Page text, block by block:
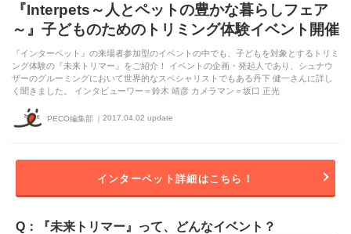
『Interpets～人とペットの豊かな暮らしフェア
～』子どものためのトリミング体験イベント開催
『インターペット』の来場者参加型のイベントの中でも、子どもを対象とするトリミ
ング体験の『未来トリマー』をご紹介！ イベントの企画・発起人であり、シュナウ
ザーのグルーミングにおいて世界的なスペシャリストでもある丹下 健一さんに詳し
く聞きました。 インタビューワー＝鈴木 靖彦 カメラマン＝坂口 正光
PECO編集部 2017.04.02 update
インターペット詳細はこちら！
Q：『未来トリマー』って、どんなイベント？